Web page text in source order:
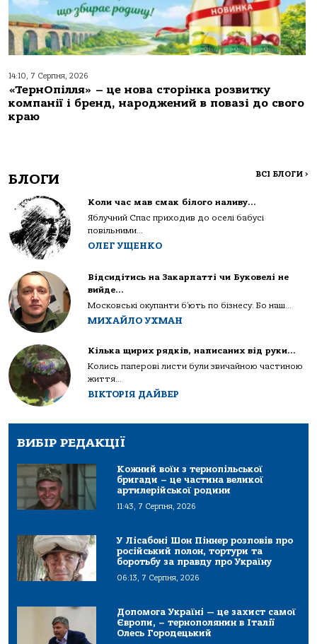
14:10, 7 Серпня, 2026
«ТернОпілля» – це нова сторінка розвитку
компанії і бренд, народжений в повазі до свого
краю
БЛОГИ ВСІ БЛОГИ >
Коли час мав смак білого наливу…
Яблучний Спас приходив до оселі бабусі
повільними...
ОЛЕГ УЩЕНКО
Відсидітись на Закарпатті чи Буковелі не
вийде…
Московські окупанти б’ють по бізнесу. Бо наш...
МИХАЙЛО УХМАН
Кілька щирих рядків, написаних від руки…
Колись паперові листи були звичайною частиною
життя...
ВІКТОРІЯ ДАЙВЕР
ВИБІР РЕДАКЦІЇ
Кожний воїн з тернопільської
бригади – це частина великої
артилерійської родини
11:43, 7 Серпня, 2026
У Лісабоні Шон Піннер розповів про
російський полон, тортури та
боротьбу за правду про Україну
06:13, 7 Серпня, 2026
Допомога Україні — це захист самої
Європи, – тернополянин в Італії
Олесь Городецький